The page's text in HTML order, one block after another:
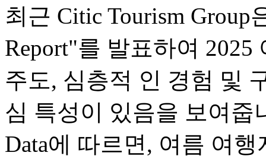
최근 Citic Tourism Group
Report"를 발표하여
주도, 심층적 인 경험 및
심 특성이 있음을 보여줍
Data에 따르면, 여름 여